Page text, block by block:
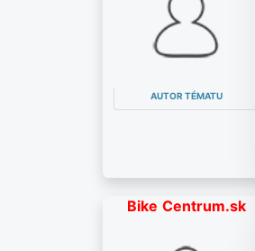
AUTOR TÉMATU
Bike Centrum.sk